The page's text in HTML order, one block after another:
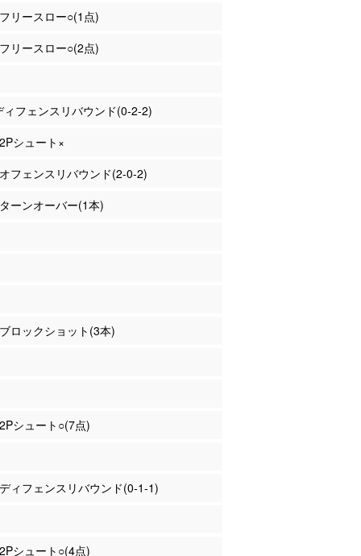
リースロー○(1点)
リースロー○(2点)
ィフェンスリバウンド(0-2-2)
シュート×
フェンスリバウンド(2-0-2)
ーンオーバー(1本)
ロックショット(3本)
シュート○(7点)
ィフェンスリバウンド(0-1-1)
シュート○(4点)